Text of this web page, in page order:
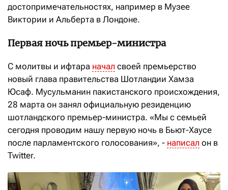
достопримечательностях, например в Музее
Виктории и Альберта в Лондоне.
Первая ночь премьер-министра
С молитвы и ифтара начал своей премьерство
новый глава правительства Шотландии Хамза
Юсаф. Мусульманин пакистанского происхождения,
28 марта он занял официальную резиденцию
шотландского премьер-министра. «Мы с семьей
сегодня проводим нашу первую ночь в Бьют-Хаусе
после парламентского голосования», - написал он в
Twitter.